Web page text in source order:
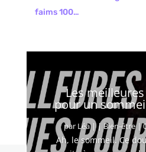
faims 100…
Les
pour un
par Léa|| Bien-être|
Ah, le sommeil. Ce